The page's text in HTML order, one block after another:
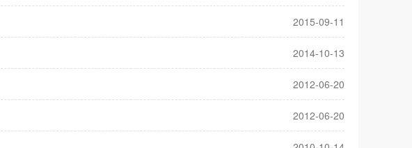
2015-09-11
2014-10-13
2012-06-20
2012-06-20